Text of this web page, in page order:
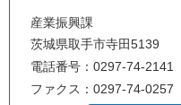
産業振興課
茨城県取手市寺田5139
電話番号：0297-74-2141
ファクス：0297-74-0257